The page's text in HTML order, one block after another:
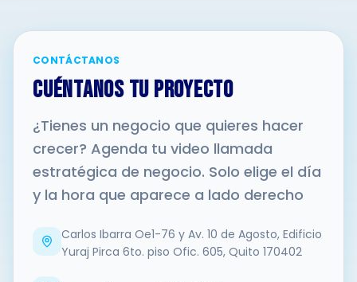
CONTÁCTANOS
CUÉNTANOS TU PROYECTO
¿Tienes un negocio que quieres hacer
crecer? Agenda tu video llamada
estratégica de negocio. Solo elige el día
y la hora que aparece a lado derecho
Carlos Ibarra Oe1-76 y Av. 10 de Agosto, Edificio
Yuraj Pirca 6to. piso Ofic. 605, Quito 170402